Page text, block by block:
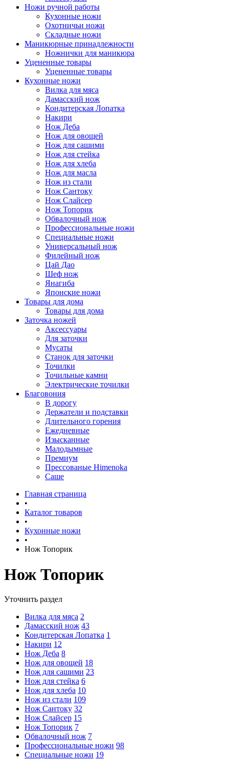
Ножи ручной работы
Кухонные ножи
Охотничьи ножи
Складные ножи
Маникюрные принадлежности
Ножнички для маникюра
Уцененные товары
Уцененные товары
Кухонные ножи
Вилка для мяса
Дамасский нож
Кондитерская Лопатка
Накири
Нож Деба
Нож для овощей
Нож для сашими
Нож для стейка
Нож для хлеба
Нож для масла
Нож из стали
Нож Сантоку
Нож Слайсер
Нож Топорик
Обвалочный нож
Профессиональные ножи
Специальные ножи
Универсальный нож
Филейный нож
Цай Дао
Шеф нож
Янагиба
Японские ножи
Товары для дома
Товары для дома
Заточка ножей
Аксессуары
Для заточки
Мусаты
Станок для заточки
Точилки
Точильные камни
Электрические точилки
Благовония
В дорогу
Держатели и подставки
Длительного горения
Ежедневные
Изысканные
Малодымные
Премиум
Прессованые Himenoka
Саше
Главная страница
•
Каталог товаров
•
Кухонные ножи
•
Нож Топорик
Нож Топорик
Уточнить раздел
Вилка для мяса 2
Дамасский нож 43
Кондитерская Лопатка 1
Накири 12
Нож Деба 8
Нож для овощей 18
Нож для сашими 23
Нож для стейка 6
Нож для хлеба 10
Нож из стали 109
Нож Сантоку 32
Нож Слайсер 15
Нож Топорик 7
Обвалочный нож 7
Профессиональные ножи 98
Специальные ножи 19